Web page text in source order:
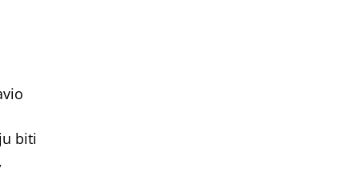
biti